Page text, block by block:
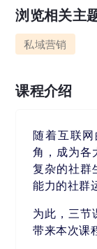
浏览相关主
私域营销
课程介绍
随着互联
角，成为各
复杂的社群
能力的社群
为此，三节
带来本次课